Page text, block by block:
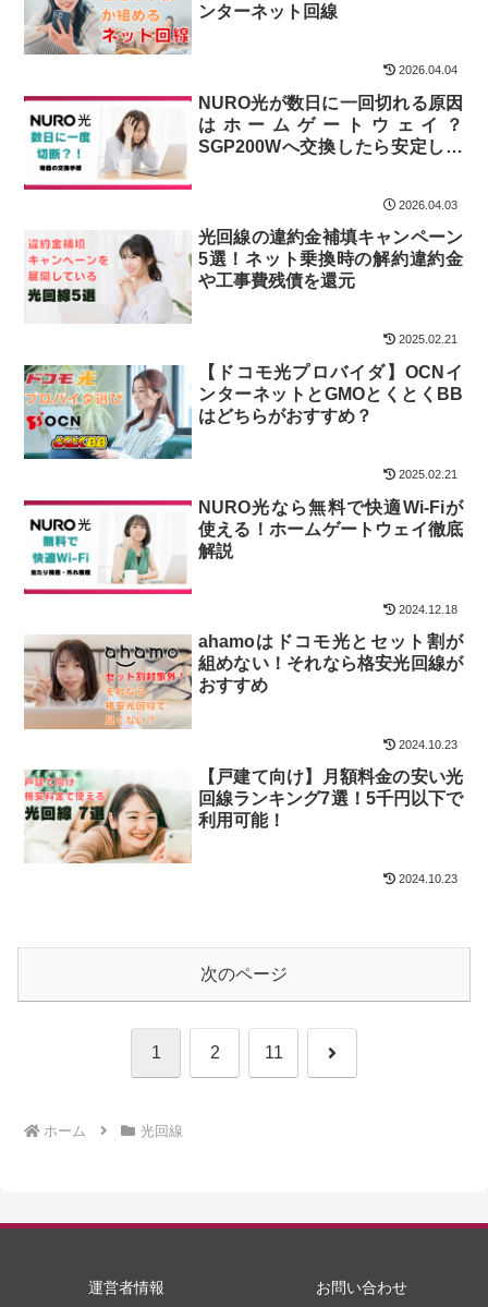
ンターネット回線
2026.04.04
NURO光が数日に一回切れる原因
はホームゲートウェイ？
SGP200Wへ交換したら安定しま
2026.04.03
光回線の違約金補填キャンペーン
5選！ネット乗換時の解約違約金
や工事費残債を還元
2025.02.21
【ドコモ光プロバイダ】OCNイ
ンターネットとGMOとくとくBB
はどちらがおすすめ？
2025.02.21
NURO光なら無料で快適Wi-Fiが
使える！ホームゲートウェイ徹底
解説
2024.12.18
ahamoはドコモ光とセット割が
組めない！それなら格安光回線が
おすすめ
2024.10.23
【戸建て向け】月額料金の安い光
回線ランキング7選！5千円以下で
利用可能！
2024.10.23
次のページ
1 2 11 次
ホーム 光回線
運営者情報 お問い合わせ